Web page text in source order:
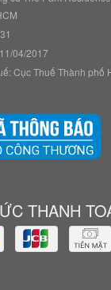
04/2017
Cục Thuế Thành phố
THANH